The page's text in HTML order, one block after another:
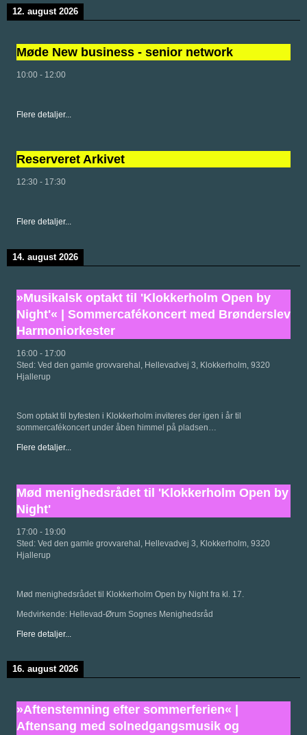
12. august 2026
Møde New business - senior network
10:00 - 12:00
Flere detaljer...
Reserveret Arkivet
12:30 - 17:30
Flere detaljer...
14. august 2026
»Musikalsk optakt til 'Klokkerholm Open by
Night'« | Sommercafékoncert med Brønderslev
Harmoniorkester
16:00 - 17:00
Sted: Ved den gamle grovvarehal, Hellevadvej 3, Klokkerholm, 9320
Hjallerup
Som optakt til byfesten i Klokkerholm inviteres der igen i år til
sommercafékoncert under åben himmel på pladsen…
Flere detaljer...
Mød menighedsrådet til 'Klokkerholm Open by
Night'
17:00 - 19:00
Sted: Ved den gamle grovvarehal, Hellevadvej 3, Klokkerholm, 9320
Hjallerup
Mød menighedsrådet til Klokkerholm Open by Night fra kl. 17.
Medvirkende: Hellevad-Ørum Sognes Menighedsråd
Flere detaljer...
16. august 2026
»Aftenstemning efter sommerferien« |
Aftensang med solnedgangsmusik og